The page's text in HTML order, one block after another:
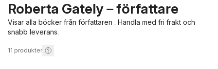
Roberta Gately – författare
Visar alla böcker från författaren . Handla med fri frakt och
snabb leverans.
11 produkter